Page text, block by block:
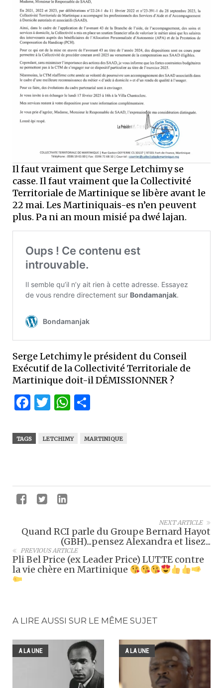
Il faut vraiment que Serge Letchimy se
casse. Il faut vraiment que la Collectivité
Territoriale de Martinique se libère avant le
22 mai. Les Martiniquais-es n’en peuvent
plus. Pa ni an moun misié pa dwé lajan.
Serge Letchimy le président du Conseil
Exécutif de la Collectivité Territoriale de
Martinique doit-il DÉMISSIONNER ?
Facebook
Twitter
WhatsApp
TAGS LETCHIMY MARTINIQUE
NEXT ARTICLE
Quand RCI parle du Groupe Bernard Hayot
(GBH)...pensez Alexandra et lisez...
PREVIOUS ARTICLE
Pli Bel Price (ex Leader Price) LUTTE contre
la vie chère en Martinique
A LIRE AUSSI SUR LE MÊME SUJET
A LA UNE A LA UNE